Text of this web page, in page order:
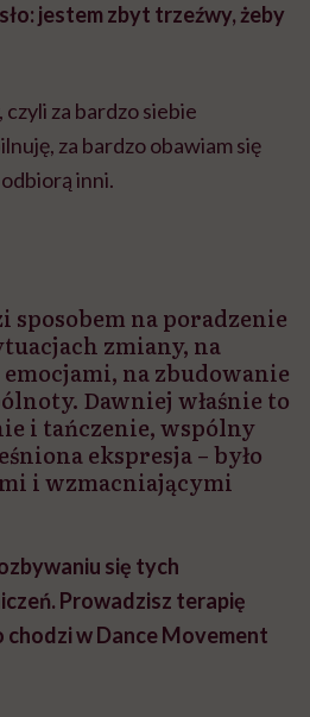
jestem zbyt trzeźwy, żeby
za bardzo siebie
za bardzo obawiam się
inni.
sposobem na poradzenie
zmiany, na
na zbudowanie
Dawniej właśnie to
i tańczenie, wspólny
ekspresja – było
i wzmacniającymi
się tych
Prowadzisz terapię
chodzi w DanceMovement